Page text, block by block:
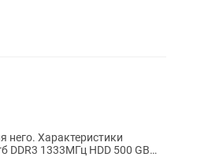
него. Характеристики
DDR3 1333МГц HDD 500 GB